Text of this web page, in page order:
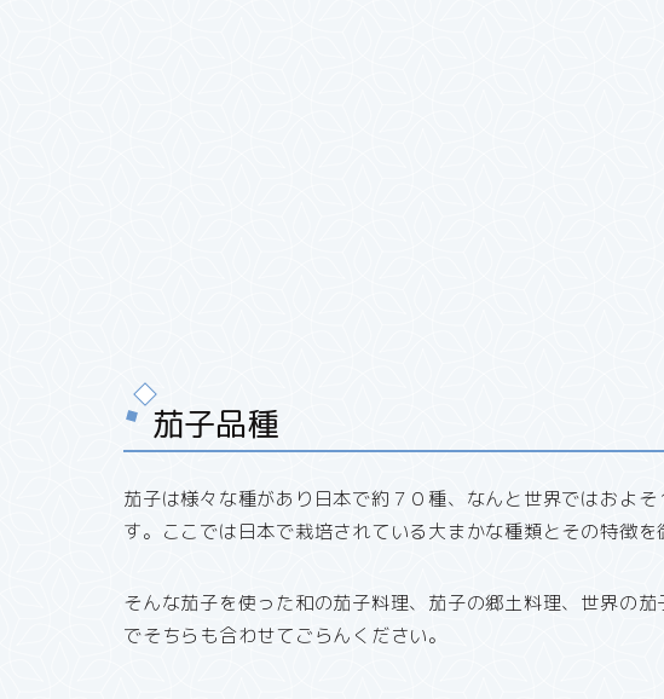
茄子品種
茄子は様々な種があり日本で約７０種、なんと世界ではおよ
す。ここでは日本で栽培されている大まかな種類とその特徴を
そんな茄子を使った和の茄子料理、茄子の郷土料理、世界の
でそちらも合わせてごらんください。